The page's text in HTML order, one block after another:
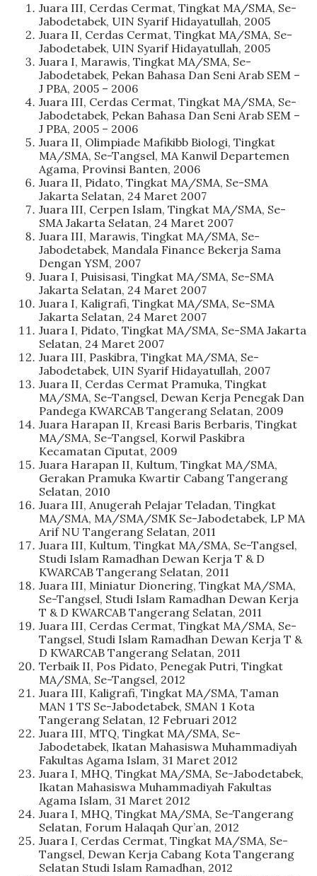
Juara III, Cerdas Cermat, Tingkat MA/SMA, Se-
Jabodetabek, UIN Syarif Hidayatullah, 2005
Juara II, Cerdas Cermat, Tingkat MA/SMA, Se-
Jabodetabek, UIN Syarif Hidayatullah, 2005
Juara I, Marawis, Tingkat MA/SMA, Se-
Jabodetabek, Pekan Bahasa Dan Seni Arab SEM –
J PBA, 2005 – 2006
Juara III, Cerdas Cermat, Tingkat MA/SMA, Se-
Jabodetabek, Pekan Bahasa Dan Seni Arab SEM –
J PBA, 2005 – 2006
Juara II, Olimpiade Mafikibb Biologi, Tingkat
MA/SMA, Se-Tangsel, MA Kanwil Departemen
Agama, Provinsi Banten, 2006
Juara II, Pidato, Tingkat MA/SMA, Se-SMA
Jakarta Selatan, 24 Maret 2007
Juara III, Cerpen Islam, Tingkat MA/SMA, Se-
SMA Jakarta Selatan, 24 Maret 2007
Juara III, Marawis, Tingkat MA/SMA, Se-
Jabodetabek, Mandala Finance Bekerja Sama
Dengan YSM, 2007
Juara I, Puisisasi, Tingkat MA/SMA, Se-SMA
Jakarta Selatan, 24 Maret 2007
Juara I, Kaligrafi, Tingkat MA/SMA, Se-SMA
Jakarta Selatan, 24 Maret 2007
Juara I, Pidato, Tingkat MA/SMA, Se-SMA Jakarta
Selatan, 24 Maret 2007
Juara III, Paskibra, Tingkat MA/SMA, Se-
Jabodetabek, UIN Syarif Hidayatullah, 2007
Juara II, Cerdas Cermat Pramuka, Tingkat
MA/SMA, Se-Tangsel, Dewan Kerja Penegak Dan
Pandega KWARCAB Tangerang Selatan, 2009
Juara Harapan II, Kreasi Baris Berbaris, Tingkat
MA/SMA, Se-Tangsel, Korwil Paskibra
Kecamatan Ciputat, 2009
Juara Harapan II, Kultum, Tingkat MA/SMA,
Gerakan Pramuka Kwartir Cabang Tangerang
Selatan, 2010
Juara III, Anugerah Pelajar Teladan, Tingkat
MA/SMA, MA/SMA/SMK Se-Jabodetabek, LP MA
Arif NU Tangerang Selatan, 2011
Juara III, Kultum, Tingkat MA/SMA, Se-Tangsel,
Studi Islam Ramadhan Dewan Kerja T & D
KWARCAB Tangerang Selatan, 2011
Juara III, Miniatur Dionering, Tingkat MA/SMA,
Se-Tangsel, Studi Islam Ramadhan Dewan Kerja
T & D KWARCAB Tangerang Selatan, 2011
Juara III, Cerdas Cermat, Tingkat MA/SMA, Se-
Tangsel, Studi Islam Ramadhan Dewan Kerja T &
D KWARCAB Tangerang Selatan, 2011
Terbaik II, Pos Pidato, Penegak Putri, Tingkat
MA/SMA, Se-Tangsel, 2012
Juara III, Kaligrafi, Tingkat MA/SMA, Taman
MAN 1 TS Se-Jabodetabek, SMAN 1 Kota
Tangerang Selatan, 12 Februari 2012
Juara III, MTQ, Tingkat MA/SMA, Se-
Jabodetabek, Ikatan Mahasiswa Muhammadiyah
Fakultas Agama Islam, 31 Maret 2012
Juara I, MHQ, Tingkat MA/SMA, Se-Jabodetabek,
Ikatan Mahasiswa Muhammadiyah Fakultas
Agama Islam, 31 Maret 2012
Juara I, MHQ, Tingkat MA/SMA, Se-Tangerang
Selatan, Forum Halaqah Qur’an, 2012
Juara I, Cerdas Cermat, Tingkat MA/SMA, Se-
Tangsel, Dewan Kerja Cabang Kota Tangerang
Selatan Studi Islam Ramadhan, 2012